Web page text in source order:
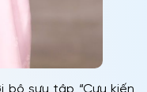
bộ sưu tập “Cựu kiến